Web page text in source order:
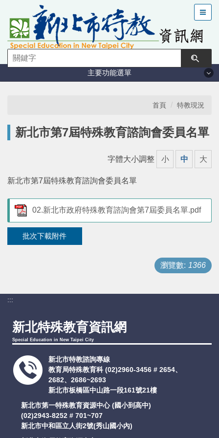
到
主
要
容
主要功能選單
特教現況
課程與教學
學習輔導
支持服務
首頁 特教現況
新北市第7屆特殊教育諮詢會委員名單
字體大小調整 小 中 大
新北市第7屆特殊教育諮詢會委員名單
02.新北市政府特殊教育諮詢會第7屆委員名單.pdf
批次下載附件
瀏覽數: 1366
:::
新北特殊教育資訊網
Special Education in New Taipei City
新北市特教諮詢專線
教育局特殊教育科 (02)2960-3456 # 2654、
2682、2686~2693
新北市板橋區中山路一段161號21樓
新北市第一特殊教育資源中心 (國小到高中)
(02)2943-8252 # 701~707
新北市中和區立人街2號(秀山國小內)